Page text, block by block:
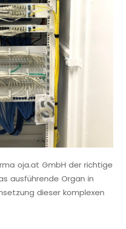
oja.at GmbH der richtige
ausführende Organ in
dieser komplexen